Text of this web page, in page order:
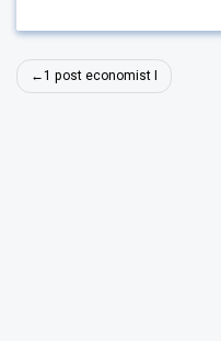
Navigare
în
1 post economist I